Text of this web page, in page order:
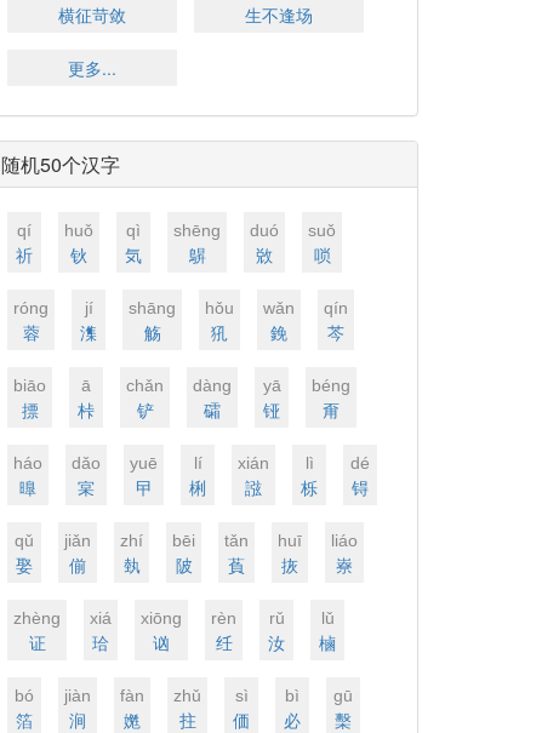
横征苛敛 生不逢场
更多...
随机50个汉字
qí
祈
huǒ
钬
qì
気
shēnɡ
鵿
duó
敚
suǒ
唢
rónɡ
蓉
jí
潗
shānɡ
觞
hǒu
犼
wǎn
鋔
qín
芩
biāo
摽
ā
桛
chǎn
铲
dànɡ
礵
yā
铔
bénɡ
甭
háo
曍
dǎo
宲
yuē
曱
lí
梸
xián
誸
lì
栎
dé
锝
qǔ
娶
jiǎn
偂
zhí
埶
bēi
陂
tǎn
萯
huī
拻
liáo
嶚
zhènɡ
证
xiá
珨
xiōnɡ
讻
rèn
纴
rǔ
汝
lǔ
樐
bó
箔
jiàn
涧
fàn
嬎
zhǔ
拄
sì
価
bì
必
ɡū
檕